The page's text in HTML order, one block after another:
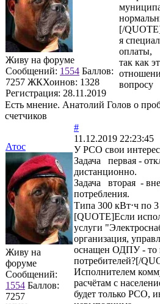
Живу на форуме
Сообщений: 1554 Баллов:
7257 ЖКХоинов: 1328
Регистрация: 28.11.2019
[/
я
оплаты,
так как
вопросу
Есть мнение. Анатолий Голов о
счетчиков
Атос
Живу на
форуме
Сообщений:
1554 Баллов:
7257
#
11.12.2019 22:23:45
У РСО свои
Задача первая -
дистанционно.
Задача вторая -
потребления.
Типа 300 кВт⋅ч по
[QUOTE]Если
услуги
организация,
оснащен ОДПУ - то
потребителей?[/
Исполнителем
расчётам с
будет только РСО,